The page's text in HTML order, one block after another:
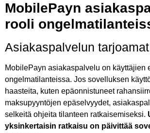
MobilePayn
rooli
Asiakaspalvelun
MobilePayn asiakaspalvelu on käyttäjien
ongelmatilanteissa. Jos sovelluksen
haasteita, kuten epäonnistuneet
maksupyyntöjen epäselvyydet,
selkeitä ohjeita tilanteen ratkaisemiseksi.
yksinkertaisin ratkaisu on päivittää